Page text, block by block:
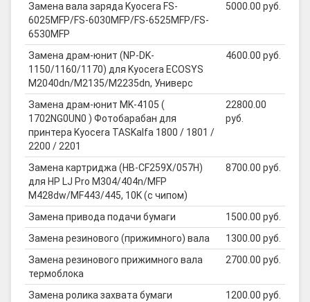
Замена вала заряда Kyocera FS-
6025MFP/FS-6030MFP/FS-6525MFP/FS-
6530MFP
5000.00 руб.
Замена драм-юнит (NP-DK-
1150/1160/1170) для Kyocera ECOSYS
M2040dn/M2135/M2235dn, Универс
4600.00 руб.
Замена драм-юнит MK-4105 (
1702NG0UN0 ) Фотобарабан для
принтера Kyocera TASKalfa 1800 / 1801 /
2200 / 2201
22800.00
руб.
Замена картриджа (HB-CF259X/057H)
для HP LJ Pro M304/404n/MFP
M428dw/MF443/445, 10K (с чипом)
8700.00 руб.
Замена привода подачи бумаги
1500.00 руб.
Замена резинового (прижимного) вала
1300.00 руб.
Замена резинового прижимного вала
термоблока
2700.00 руб.
Замена ролика захвата бумаги
1200.00 руб.